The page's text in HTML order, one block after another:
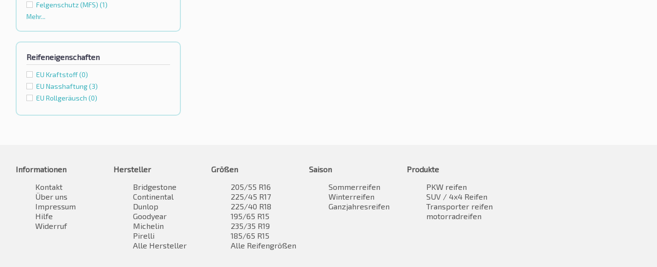
Felgenschutz (MFS) (1)
Mehr...
Reifeneigenschaften
EU Kraftstoff(0)
EU Nasshaftung(3)
EU Rollgeräusch (0)
Informationen
Kontakt
Über uns
Impressum
Hilfe
Widerruf
Hersteller
Bridgestone
Continental
Dunlop
Goodyear
Michelin
Pirelli
Alle Hersteller
Größen
205/55 R16
225/45 R17
225/40 R18
195/65 R15
235/35 R19
185/65 R15
Alle Reifengrößen
Saison
Sommerreifen
Winterreifen
Ganzjahresreifen
Produkte
PKW reifen
SUV / 4x4 Reifen
Transporter reifen
motorradreifen